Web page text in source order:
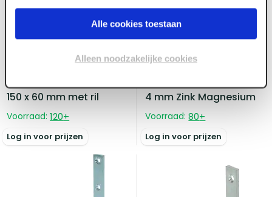
Alle cookies toestaan
Alleen noodzakelijke cookies
Hoekanker verzinkt 150 x
150 x 60 mm met ril
Voorraad: 120+
Log in voor prijzen
GB Dorpelhoek 125 x 20 x
4 mm Zink Magnesium
Voorraad: 80+
Log in voor prijzen